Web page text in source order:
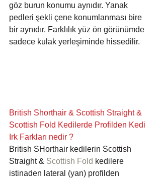
göz burun konumu aynıdır. Yanak
pedleri şekli çene konumlanması bire
bir aynıdır. Farklılık yüz ön görünümde
sadece kulak yerleşiminde hissedilir.
British Shorthair & Scottish Straight &
Scottish Fold Kedilerde Profilden Kedi
Irk Farkları nedir ?
British SHorthair kedilerin Scottish
Straight & Scottish Fold kedilere
istinaden lateral (yan) profilden